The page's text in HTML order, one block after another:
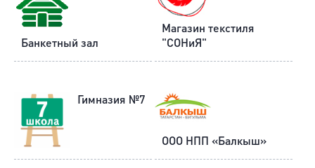
Банкетный зал
Магазин текстиля
"СОНиЯ"
Гимназия №7
ООО НПП «Балкыш»